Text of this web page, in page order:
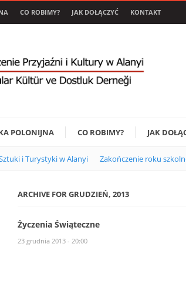
CO ROBIMY? JAK DOŁĄCZYĆ KONTAKT
POLONIJNA CO ROBIMY? JAK
i Turystyki w Alanyi Zakończenie roku
ARCHIVE FOR GRUDZIEŃ, 2013
Życzenia Świąteczne
23 grudnia 2013 - 20:00